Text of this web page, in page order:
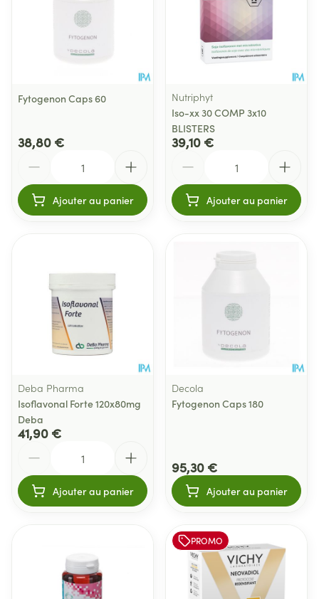
Fytogenon Caps 60
38,80 €
Ajouter au panier
Nutriphyt
Iso-xx 30 COMP 3x10
BLISTERS
39,10 €
Ajouter au panier
Deba Pharma
Isoflavonal Forte 120x80mg
Deba
41,90 €
Ajouter au panier
Decola
Fytogenon Caps 180
95,30 €
Ajouter au panier
PROMO